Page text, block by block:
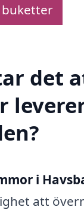
buketter
det
i
att